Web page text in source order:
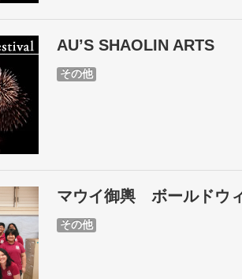
AU’S SHAOLIN ARTS
その他
マウイ御輿 ボールドウ
その他